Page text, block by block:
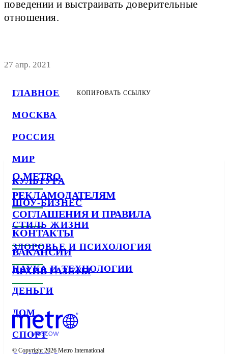
ГЛАВНОЕ
МОСКВА
РОССИЯ
МИР
КУЛЬТУРА
ШОУ-БИЗНЕС
СТИЛЬ ЖИЗНИ
ЗДОРОВЬЕ И ПСИХОЛОГИЯ
НАУКА И ТЕХНОЛОГИИ
ДЕНЬГИ
ДОМ
СПОРТ
поведении и выстраивать доверительные
отношения.
27 апр. 2021
КОПИРОВАТЬ ССЫЛКУ
О METRO
РЕКЛАМОДАТЕЛЯМ
СОГЛАШЕНИЯ И ПРАВИЛА
КОНТАКТЫ
ВАКАНСИИ
АРХИВ ГАЗЕТЫ
© Copyright 2026 Metro International